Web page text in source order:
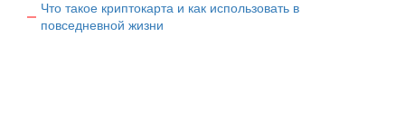
Что такое криптокарта и как использовать в
повседневной жизни